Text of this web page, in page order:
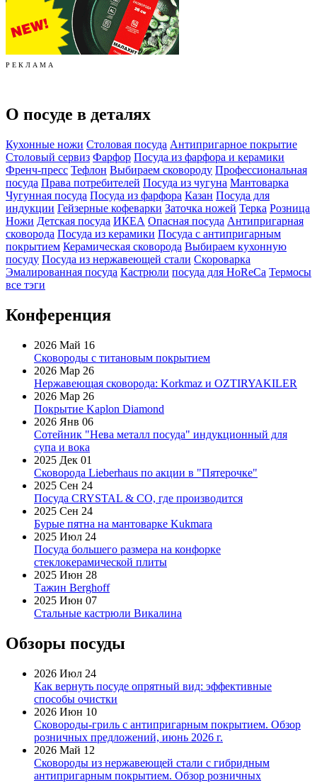
Р Е К Л А М А
О посуде в деталях
Кухонные ножи Столовая посуда Антипригарное покрытие
Столовый сервиз Фарфор Посуда из фарфора и керамики
Френч-пресс Тефлон Выбираем сковороду Профессиональная
посуда Права потребителей Посуда из чугуна Мантоварка
Чугунная посуда Посуда из фарфора Казан Посуда для
индукции Гейзерные кофеварки Заточка ножей Терка Розница
Ножи Детская посуда ИКЕА Опасная посуда Антипригарная
сковорода Посуда из керамики Посуда с антипригарным
покрытием Керамическая сковорода Выбираем кухонную
посуду Посуда из нержавеющей стали Скороварка
Эмалированная посуда Кастрюли посуда для HoReCa Термосы
все тэги
Конференция
2026 Май 16
Сковороды с титановым покрытием
2026 Мар 26
Нержавеющая сковорода: Korkmaz и OZTIRYAKILER
2026 Мар 26
Покрытие Kaplon Diamond
2026 Янв 06
Сотейник "Нева металл посуда" индукционный для
супа и вока
2025 Дек 01
Сковорода Lieberhaus по акции в "Пятерочке"
2025 Сен 24
Посуда CRYSTAL & CO, где производится
2025 Сен 24
Бурые пятна на мантоварке Kukmara
2025 Июл 24
Посуда большего размера на конфорке
стеклокерамической плиты
2025 Июн 28
Тажин Berghoff
2025 Июн 07
Стальные кастрюли Викалина
Обзоры посуды
2026 Июл 24
Как вернуть посуде опрятный вид: эффективные
способы очистки
2026 Июн 10
Сковороды-гриль с антипригарным покрытием. Обзор
розничных предложений, июнь 2026 г.
2026 Май 12
Сковороды из нержавеющей стали с гибридным
антипригарным покрытием. Обзор розничных